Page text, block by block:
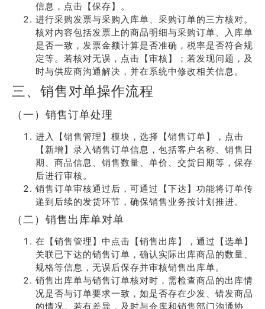
信息，点击【保存】。
进行采购发票与采购入库单、采购订单的三方核对。
核对内容包括发票上的商品明细与采购订单、入库单
是否一致，发票金额计算是否准确，税率是否符合规
定等。若核对无误，点击【审核】；若发现问题，及
时与供应商沟通解决，并在系统中修改相关信息。
三、销售对单操作流程
（一）销售订单处理
进入【销售管理】模块，选择【销售订单】，点击
【新增】录入销售订单信息，包括客户名称、销售日
期、商品信息、销售数量、单价、交货日期等，保存
后进行审核。
销售订单审核通过后，可通过【下达】功能将订单传
递到后续的发货环节，确保销售业务按计划推进。
（二）销售出库单对单
在【销售管理】中点击【销售出库】，通过【选单】
关联已下达的销售订单，确认实际出库商品的数量、
规格等信息，无误后保存并审核销售出库单。
销售出库单与销售订单核对时，需检查商品的出库情
况是否与订单要求一致，如是否存在少发、错发商品
的情况。若有差异，及时与仓库和销售部门沟通协